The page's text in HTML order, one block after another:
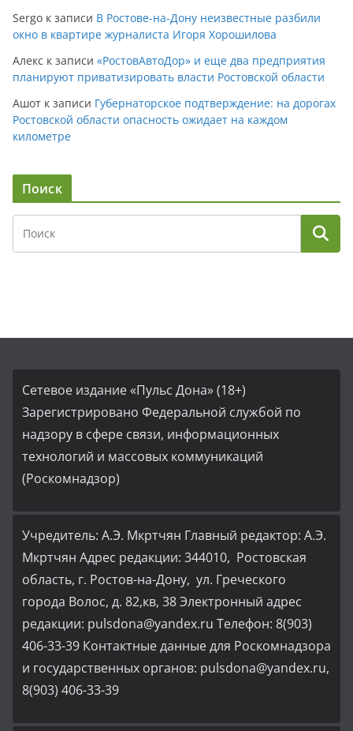
Sergo к записи В Ростове-на-Дону неизвестные разбили
окно в квартире журналиста Игоря Хорошилова
Алекс к записи «РостовАвтоДор» и еще два предприятия
планируют приватизировать власти Ростовской области
Ашот к записи Губернаторское подтверждение: на дорогах
Ростовской области опасность ожидает на каждом
километре
Поиск
Сетевое издание «Пульс Дона» (18+)
Зарегистрировано Федеральной службой по
надзору в сфере связи, информационных
технологий и массовых коммуникаций
(Роскомнадзор)
Учредитель: А.Э. Мкртчян Главный редактор: А.Э.
Мкртчян Адрес редакции: 344010, Ростовская
область, г. Ростов-на-Дону, ул. Греческого
города Волос, д. 82,кв, 38 Электронный адрес
редакции: pulsdona@yandex.ru Телефон: 8(903)
406-33-39 Контактные данные для Роскомнадзора
и государственных органов: pulsdona@yandex.ru,
8(903) 406-33-39